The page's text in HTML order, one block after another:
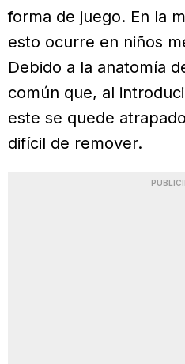
forma de juego. En la
esto ocurre en niños
Debido a la anatomía
común que, al
este se quede
difícil de remover.